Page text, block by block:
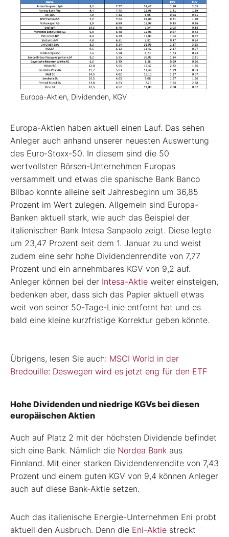
Europa-Aktien, Dividenden, KGV
Europa-Aktien haben aktuell einen Lauf. Das sehen
Anleger auch anhand unserer neuesten Auswertung
des Euro-Stoxx-50. In diesem sind die 50
wertvollsten Börsen-Unternehmen Europas
versammelt und etwas die spanische Bank Banco
Bilbao konnte alleine seit Jahresbeginn um 36,85
Prozent im Wert zulegen. Allgemein sind Europa-
Banken aktuell stark, wie auch das Beispiel der
italienischen Bank Intesa Sanpaolo zeigt. Diese legte
um 23,47 Prozent seit dem 1. Januar zu und weist
zudem eine sehr hohe Dividendenrendite von 7,77
Prozent und ein annehmbares KGV von 9,2 auf.
Anleger können bei der Intesa-Aktie weiter einsteigen,
bedenken aber, dass sich das Papier aktuell etwas
weit von seiner 50-Tage-Linie entfernt hat und es
bald eine kleine kurzfristige Korrektur geben könnte.
Übrigens, lesen Sie auch: MSCI World in der
Bredouille: Deswegen wird es jetzt eng für den ETF
Hohe Dividenden und niedrige KGVs bei diesen
europäischen Aktien
Auch auf Platz 2 mit der höchsten Dividende befindet
sich eine Bank. Nämlich die Nordea Bank aus
Finnland. Mit einer starken Dividendenrendite von 7,43
Prozent und einem guten KGV von 9,4 können Anleger
auch auf diese Bank-Aktie setzen.
Auch das italienische Energie-Unternehmen Eni probt
aktuell den Ausbruch. Denn die Eni-Aktie streckt